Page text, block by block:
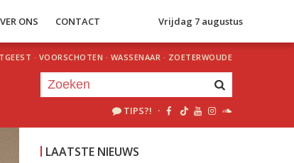
ONS CONTACT Vrijdag 7 augustus
· VOORSCHOTEN · WASSENAAR · ZOETERWOUDE
TIPS?! ·
LAATSTE NIEUWS